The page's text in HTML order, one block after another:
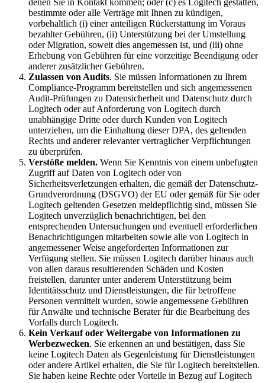
denen Sie in Kontakt kommen; oder (c) es Logitech gestatten,
bestimmte oder alle Verträge mit Ihnen zu kündigen,
vorbehaltlich (i) einer anteiligen Rückerstattung im Voraus
bezahlter Gebühren, (ii) Unterstützung bei der Umstellung
oder Migration, soweit dies angemessen ist, und (iii) ohne
Erhebung von Gebühren für eine vorzeitige Beendigung oder
anderer zusätzlicher Gebühren.
Zulassen von Audits. Sie müssen Informationen zu Ihrem
Compliance-Programm bereitstellen und sich angemessenen
Audit-Prüfungen zu Datensicherheit und Datenschutz durch
Logitech oder auf Anforderung von Logitech durch
unabhängige Dritte oder durch Kunden von Logitech
unterziehen, um die Einhaltung dieser DPA, des geltenden
Rechts und anderer relevanter vertraglicher Verpflichtungen
zu überprüfen.
Verstöße melden. Wenn Sie Kenntnis von einem unbefugten
Zugriff auf Daten von Logitech oder von
Sicherheitsverletzungen erhalten, die gemäß der Datenschutz-
Grundverordnung (DSGVO) der EU oder gemäß für Sie oder
Logitech geltenden Gesetzen meldepflichtig sind, müssen Sie
Logitech unverzüglich benachrichtigen, bei den
entsprechenden Untersuchungen und eventuell erforderlichen
Benachrichtigungen mitarbeiten sowie alle von Logitech in
angemessener Weise angeforderten Informationen zur
Verfügung stellen. Sie müssen Logitech darüber hinaus auch
von allen daraus resultierenden Schäden und Kosten
freistellen, darunter unter anderem Unterstützung beim
Identitätsschutz und Dienstleistungen, die für betroffene
Personen vermittelt wurden, sowie angemessene Gebühren
für Anwälte und technische Berater für die Bearbeitung des
Vorfalls durch Logitech.
Kein Verkauf oder Weitergabe von Informationen zu
Werbezwecken. Sie erkennen an und bestätigen, dass Sie
keine Logitech Daten als Gegenleistung für Dienstleistungen
oder andere Artikel erhalten, die Sie für Logitech bereitstellen.
Sie haben keine Rechte oder Vorteile in Bezug auf Logitech